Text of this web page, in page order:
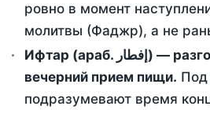
ровно в момент
молитвы (Фаджр), а не
Ифтар (араб. إفطار) — разговение - это
вечерний прием пищи. Под
подразумевают время